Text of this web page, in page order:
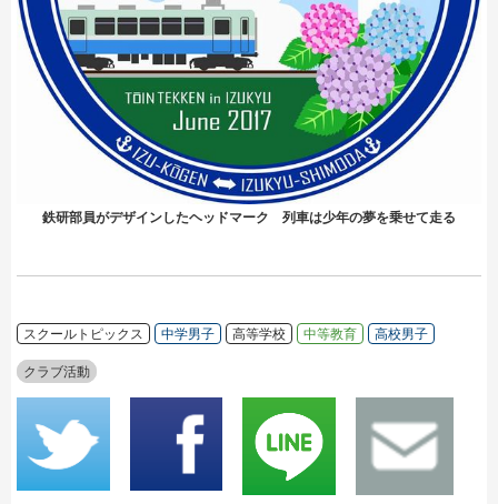
鉄研部員がデザインしたヘッドマーク 列車は少年の夢を乗せて走る
スクールトピックス 中学男子 高等学校 中等教育 高校男子
クラブ活動